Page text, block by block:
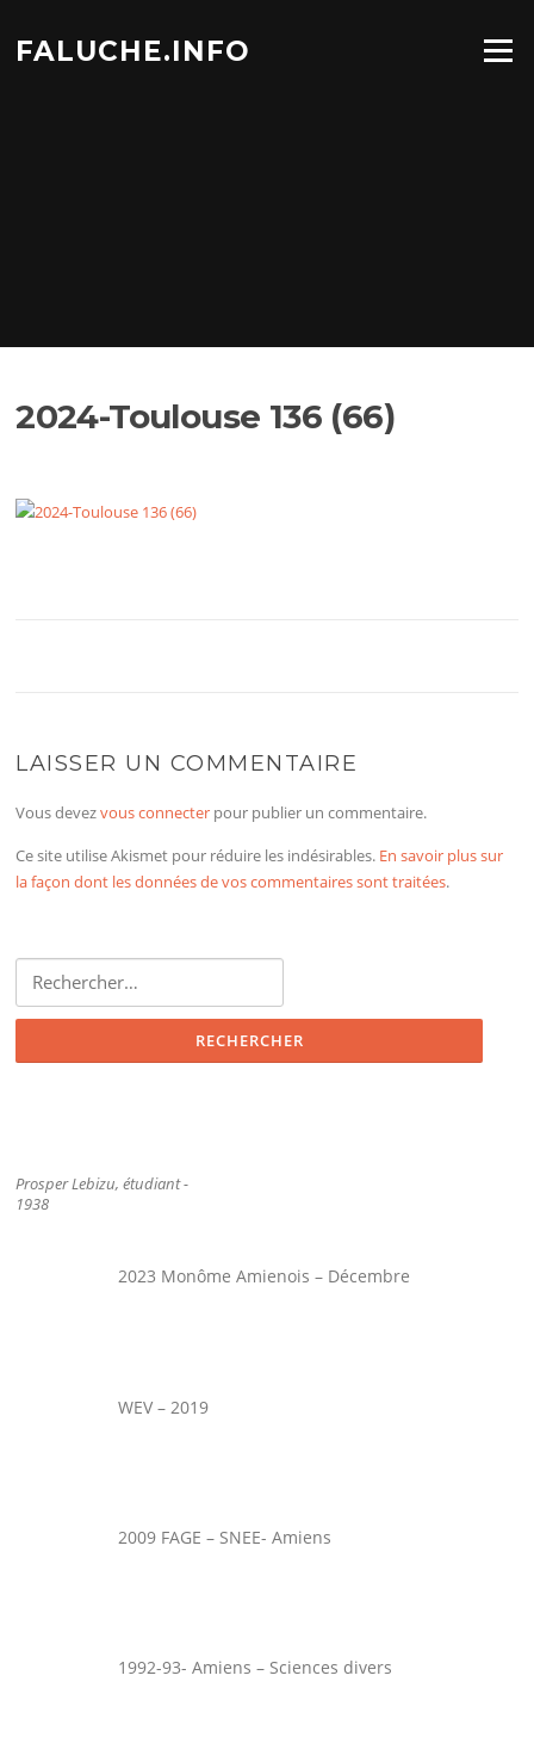
contenu
FALUCHE.INFO Menu
2024-Toulouse 136 (66)
LAISSER UN COMMENTAIRE
Vous devezvous connecter pour publier un commentaire.
Ce site utilise Akismet pour réduire les indésirables. En savoir plus sur
la façon dont les données de vos commentaires sont traitées.
Rechercher :
Prosper Lebizu, étudiant -
1938
2023 Monôme Amienois – Décembre
WEV – 2019
2009 FAGE – SNEE- Amiens
1992-93- Amiens – Sciences divers